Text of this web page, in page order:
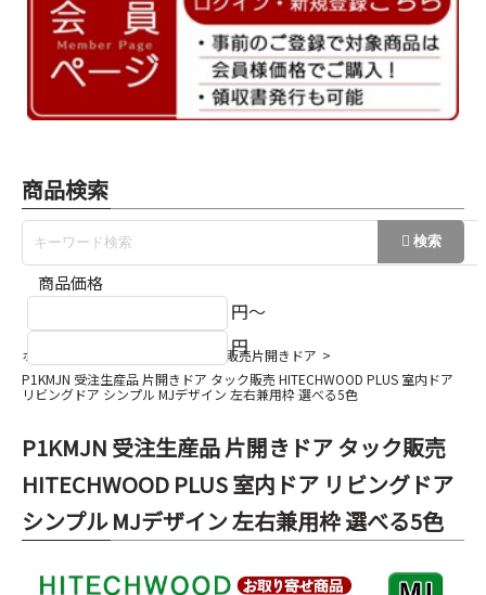
商品検索
商品価格
円～
円
ホーム
タック販売片開きドア
P1KMJN 受注生産品 片開きドア タック販売 HITECHWOOD PLUS 室内ドア
リビングドア シンプル MJデザイン 左右兼用枠 選べる5色
P1KMJN 受注生産品 片開きドア タック販売
HITECHWOOD PLUS 室内ドア リビングドア
シンプル MJデザイン 左右兼用枠 選べる5色